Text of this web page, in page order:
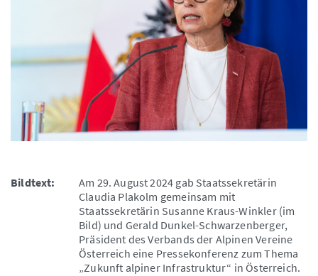
Bildtext:
Am 29. August 2024 gab Staatssekretärin
Claudia Plakolm gemeinsam mit
Staatssekretärin Susanne Kraus-Winkler (im
Bild) und Gerald Dunkel-Schwarzenberger,
Präsident des Verbands der Alpinen Vereine
Österreich eine Pressekonferenz zum Thema
„Zukunft alpiner Infrastruktur“ in Österreich.